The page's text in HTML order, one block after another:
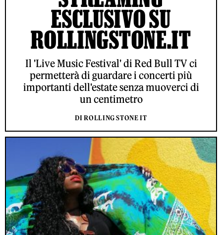
ESCLUSIVO SU
ROLLINGSTONE.IT
Il 'Live Music Festival' di Red Bull TV ci
permetterà di guardare i concerti più
importanti dell'estate senza muoverci di
un centimetro
DI ROLLING STONE IT